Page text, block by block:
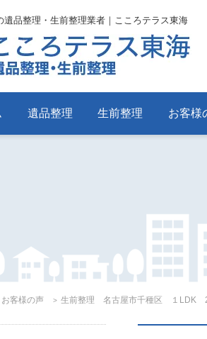
遺品整理・生前整理業者｜こころテラス東海
遺品整理 生前整理 お客様
お客様の声 生前整理 名古屋市千種区 １LDK